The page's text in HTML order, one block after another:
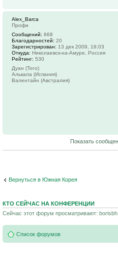
Alex_Barca
Профи
Сообщений: 868
Благодарностей: 20
Зарегистрирован: 13 дек 2009, 18:03
Откуда: Николаевск-на-Амуре, Россия
Рейтинг: 530
Дуан (Того)
Алькала (Испания)
Валентайн (Австралия)
Показать
Вернуться в Южная Корея
КТО СЕЙЧАС НА КОНФЕРЕНЦИИ
Сейчас этот форум просматривают: borisbh
Список форумов